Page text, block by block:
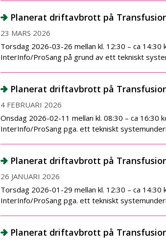
Planerat driftavbrott på
23 MARS 2026
Torsdag 2026-03-26 mellan kl. 12:30 – ca
InterInfo/ProSang på grund av ett tekniskt
Planerat driftavbrott på
4 FEBRUARI 2026
Onsdag 2026-02-11 mellan kl. 08:30 – ca
InterInfo/ProSang pga. ett tekniskt
Planerat driftavbrott på
26 JANUARI 2026
Torsdag 2026-01-29 mellan kl. 12:30 – ca
InterInfo/ProSang pga. ett tekniskt
Planerat driftavbrott på